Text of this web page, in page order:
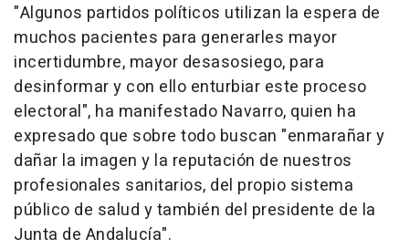
"Algunos partidos políticos utilizan la espera de
muchos pacientes para generarles mayor
incertidumbre, mayor desasosiego, para
desinformar y con ello enturbiar este proceso
electoral", ha manifestado Navarro, quien ha
expresado que sobre todo buscan "enmarañar y
dañar la imagen y la reputación de nuestros
profesionales sanitarios, del propio sistema
público de salud y también del presidente de la
Junta de Andalucía".